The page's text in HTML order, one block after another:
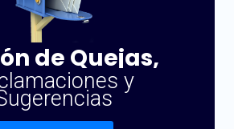
de Quejas,
y